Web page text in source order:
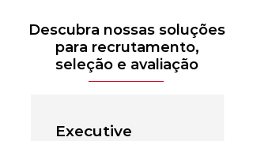
Descubra nossas soluções
para recrutamento,
seleção e avaliação
Executive